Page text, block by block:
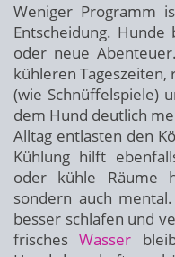
Weniger Programm
Entscheidung.
oder neue
kühleren Tageszeiten,
(wie Schnüffelspiele)
dem Hund deutlich
Alltag entlasten den
Kühlung hilft
oder kühle Räume
sondern auch
besser schlafen und
frischesWasser